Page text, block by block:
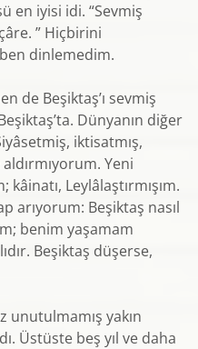
en iyisi idi. “Sevmiş
” Hiçbirini
dinlemedim.
de Beşiktaş’ı sevmiş
Dünyanın diğer
iktisatmış,
Yeni
Leylâlaştırmışım.
arıyorum: Beşiktaş nasıl
benim yaşamam
Beşiktaş düşerse,
unutulmamış yakın
Üstüste beş yıl ve daha